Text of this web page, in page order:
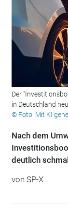
Der
in Deutschland
© Foto: Mit KI
Nach dem
deutlich
von SP-X